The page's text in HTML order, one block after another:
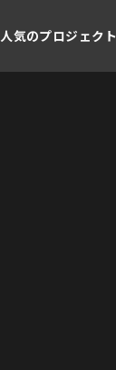
人気のプロジェクト